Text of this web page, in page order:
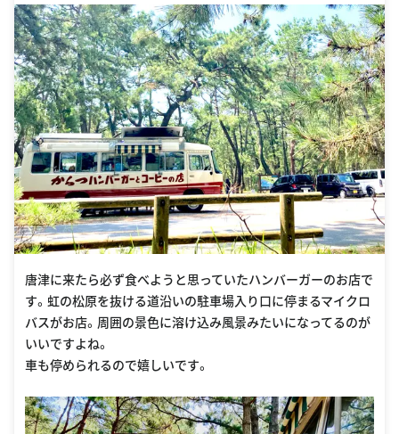
唐津に来たら必ず食べようと思っていたハンバーガーのお店で
す。虹の松原を抜ける道沿いの駐車場入り口に停まるマイクロ
バスがお店。周囲の景色に溶け込み風景みたいになってるのが
いいですよね。
車も停められるので嬉しいです。